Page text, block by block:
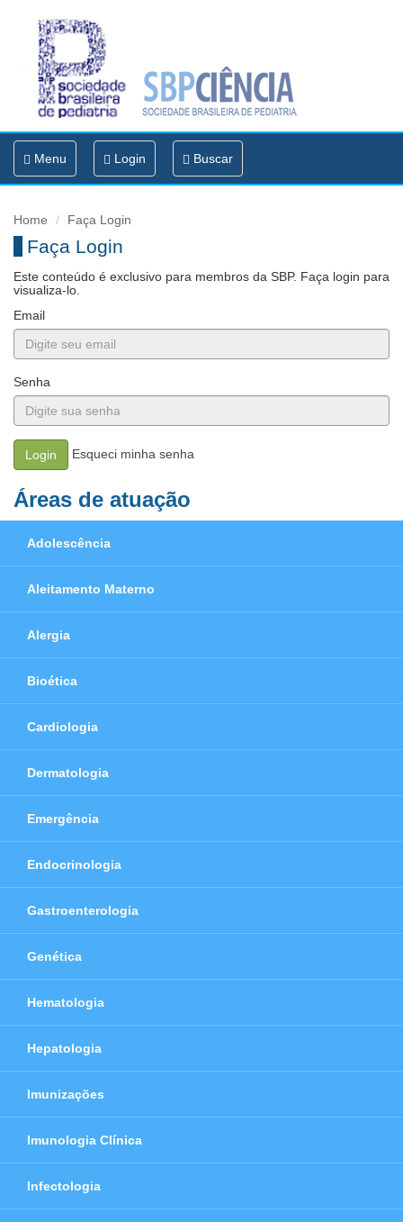
Toggle
navigation
Menu Login Buscar
Home Faça Login
Faça Login
Este conteúdo é exclusivo para membros da SBP. Faça login para
visualiza-lo.
Email
Senha
Login Esqueci minha senha
Áreas de atuação
Adolescência
Aleitamento Materno
Alergia
Bioética
Cardiologia
Dermatologia
Emergência
Endocrinologia
Gastroenterologia
Genética
Hematologia
Hepatologia
Imunizações
Imunologia Clínica
Infectologia